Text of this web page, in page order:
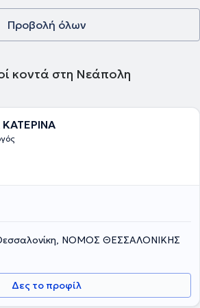
Είναι κριτής διεθνών επιστημονικών
μαθήματα Πρώτων Βοηθειών σε
Προβολή όλων
κοντά στη Νεάπολη
ΝΟΜΟΣ ΘΕΣΣΑΛΟΝΙΚΗΣ
Δες το προφίλ